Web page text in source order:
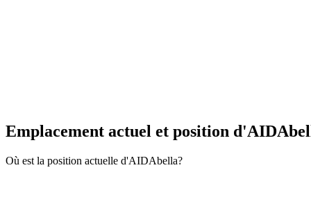
Emplacement actuel et position
Où est la position actuelle d'AIDAbella?